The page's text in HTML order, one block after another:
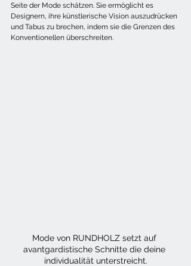
Seite der Mode schätzen. Sie ermöglicht es
Designern, ihre künstlerische Vision auszudrücken
und Tabus zu brechen, indem sie die Grenzen des
Konventionellen überschreiten.
Mode von RUNDHOLZ setzt auf
avantgardistische Schnitte die deine
individualität unterstreicht.